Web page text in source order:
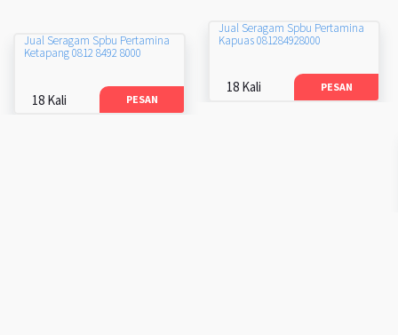
Jual Seragam Spbu Pertamina
Kapuas 081284928000
18 Kali PESAN
Jual Seragam Spbu Pertamina
Ketapang 0812 8492 8000
18 Kali PESAN